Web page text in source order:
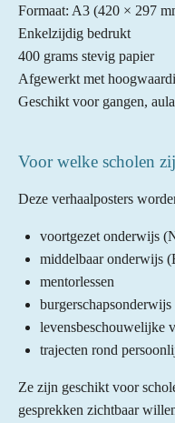
Formaat: A3 (420 × 297
Enkelzijdig bedrukt
400 grams stevig papier
Afgewerkt met
Geschikt voor gangen,
Voor welke scholen
Deze verhaalposters
voortgezet onderwijs
middelbaar onderwijs
mentorlessen
burgerschapsonderwijs
levensbeschouwelijke
trajecten rond
Ze zijn geschikt voor
gesprekken zichtbaar